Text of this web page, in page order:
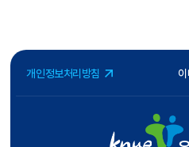
개인정보처리방침